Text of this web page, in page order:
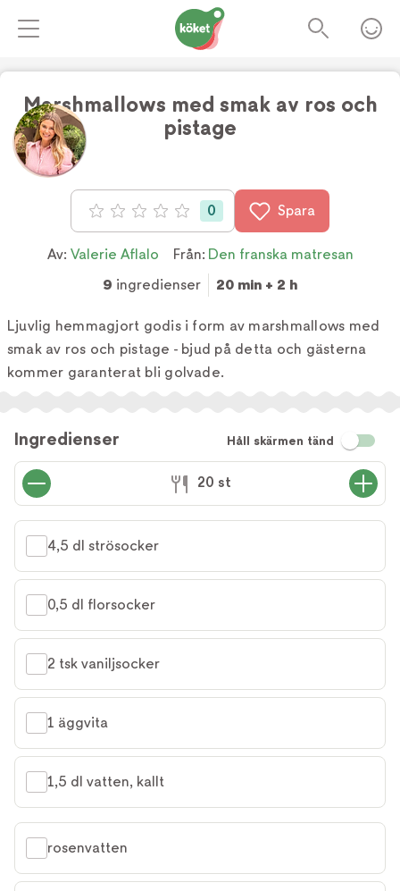
Marshmallows med smak av ros och
pistage
Betyg: 0 av 5 0 Spara
Av: Valerie Aflalo Från: Den franska matresan
9 ingredienser 20 min + 2 h
Ljuvlig hemmagjort godis i form av marshmallows med
smak av ros och pistage - bjud på detta och gästerna
kommer garanterat bli golvade.
Ingredienser Håll skärmen tänd
20 st
4,5 dl strösocker
0,5 dl florsocker
2 tsk vaniljsocker
1 äggvita
1,5 dl vatten, kallt
rosenvatten